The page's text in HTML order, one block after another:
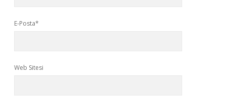
E-Posta*
Web Sitesi